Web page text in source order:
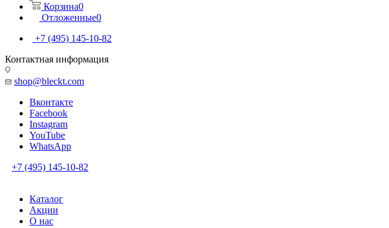
Корзина0
Отложенные0
+7 (495) 145-10-82
Контактная информация
shop@bleckt.com
Вконтакте
Facebook
Instagram
YouTube
WhatsApp
+7 (495) 145-10-82
Каталог
Акции
О нас